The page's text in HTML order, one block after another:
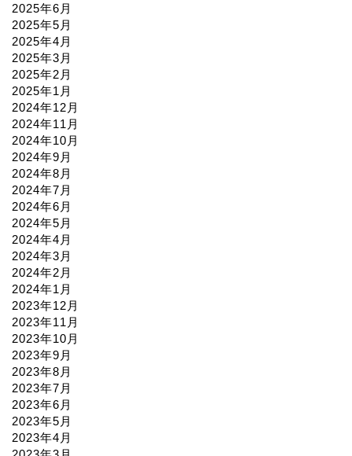
2025年6月
2025年5月
2025年4月
2025年3月
2025年2月
2025年1月
2024年12月
2024年11月
2024年10月
2024年9月
2024年8月
2024年7月
2024年6月
2024年5月
2024年4月
2024年3月
2024年2月
2024年1月
2023年12月
2023年11月
2023年10月
2023年9月
2023年8月
2023年7月
2023年6月
2023年5月
2023年4月